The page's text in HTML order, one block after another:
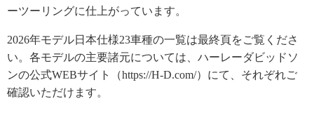
ーツーリングに仕上がっています。
2026年モデル日本仕様23車種の一覧は最終頁をご覧くださ
い。各モデルの主要諸元については、ハーレーダビッドソ
ンの公式WEBサイト（https://H-D.com/）にて、それぞれご
確認いただけます。